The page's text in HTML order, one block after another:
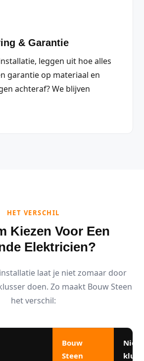
& Garantie
leggen uit hoe alles
garantie op materiaal en
achteraf? We blijven
HET VERSCHIL
Kiezen Voor Een
Elektricien?
laat je niet zomaar door
doen. Zo maakt Bouw Steen
het verschil:
Bouw
Steen
Niet-